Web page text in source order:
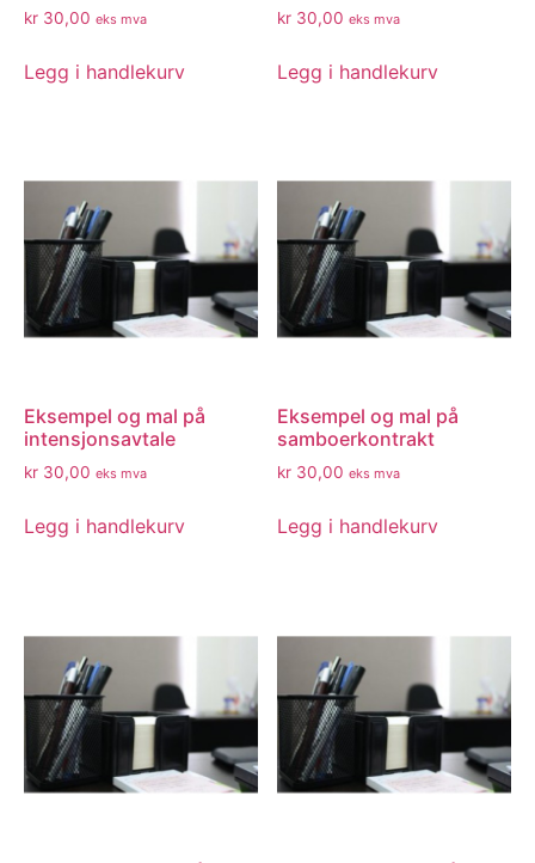
kr 30,00 eks mva
Legg i handlekurv
kr 30,00 eks mva
Legg i handlekurv
Eksempel og mal på
intensjonsavtale
kr 30,00 eks mva
Legg i handlekurv
Eksempel og mal på
samboerkontrakt
kr 30,00 eks mva
Legg i handlekurv